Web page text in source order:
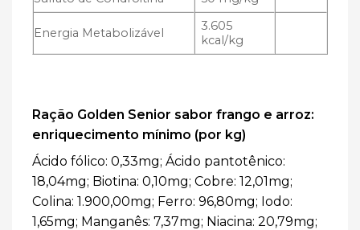
Energia Metabolizável
3.605
kcal/kg
Ração Golden Senior sabor frango e arroz:
enriquecimento mínimo (por kg)
Ácido fólico: 0,33mg; Ácido pantotênico:
18,04mg; Biotina: 0,10mg; Cobre: 12,01mg;
Colina: 1.900,00mg; Ferro: 96,80mg; Iodo:
1,65mg; Manganês: 7,37mg; Niacina: 20,79mg;